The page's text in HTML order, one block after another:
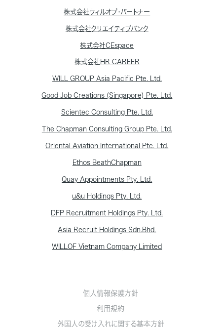
株式会社ウィルオブ・パートナー
株式会社クリエイティブバンク
株式会社CEspace
株式会社HR CAREER
WILL GROUP Asia Pacific Pte. Ltd.
Good Job Creations (Singapore) Pte. Ltd.
Scientec Consulting Pte. Ltd.
The Chapman Consulting Group Pte. Ltd.
Oriental Aviation International Pte. Ltd.
Ethos BeathChapman
Quay Appointments Pty. Ltd.
u&u Holdings Pty. Ltd.
DFP Recruitment Holdings Pty. Ltd.
Asia Recruit Holdings Sdn.Bhd.
WILLOF Vietnam Company Limited
個人情報保護方針
利用規約
外国人の受け入れに関する基本方針